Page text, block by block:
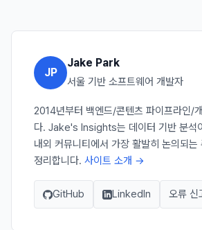
JP
Jake Park
서울 기반 소프트웨어 개발자
2014년부터 백엔드/콘텐츠 파이프라인/
다. Jake's Insights는 데이터 기반 분석
내외 커뮤니티에서 가장 활발히 논의되
정리합니다. 사이트 소개 →
GitHub LinkedIn 오류 신